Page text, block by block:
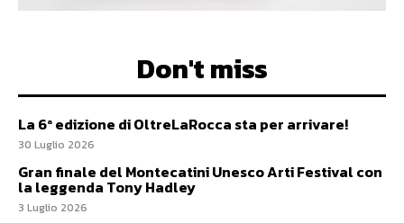
Don't miss
La 6ª edizione di OltreLaRocca sta per arrivare!
30 Luglio 2026
Gran finale del Montecatini Unesco Arti Festival con
la leggenda Tony Hadley
3 Luglio 2026